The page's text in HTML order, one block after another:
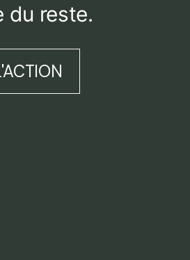
du reste.